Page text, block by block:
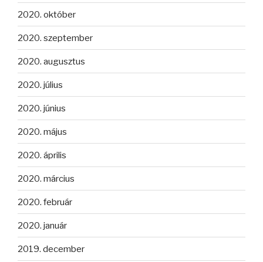
2020. október
2020. szeptember
2020. augusztus
2020. július
2020. június
2020. május
2020. április
2020. március
2020. február
2020. január
2019. december